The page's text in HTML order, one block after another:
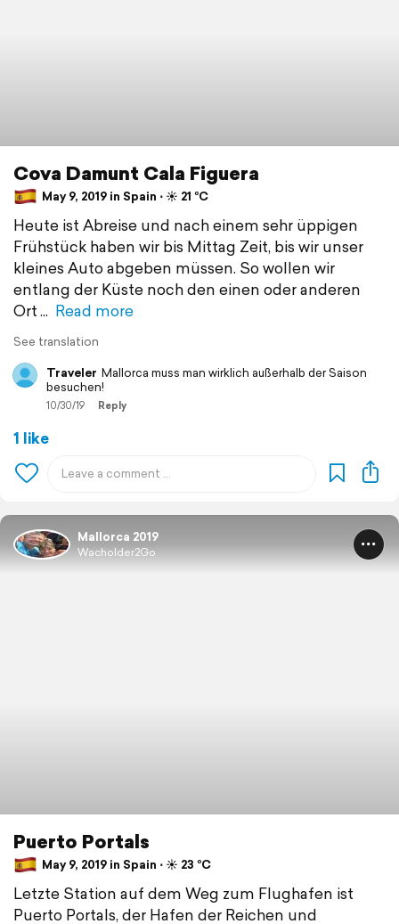
Cova Damunt Cala Figuera
May 9, 2019 in Spain ⋅ ☀️ 21 °C
Heute ist Abreise und nach einem sehr üppigen
Frühstück haben wir bis Mittag Zeit, bis wir unser
kleines Auto abgeben müssen. So wollen wir
entlang der Küste noch den einen oder anderen
Ort
Read more
See translation
Traveler Mallorca muss man wirklich außerhalb der Saison
besuchen!
10/30/19 Reply
1 like
Mallorca 2019
Wacholder2Go
Puerto Portals
May 9, 2019 in Spain ⋅ ☀️ 23 °C
Letzte Station auf dem Weg zum Flughafen ist
Puerto Portals, der Hafen der Reichen und